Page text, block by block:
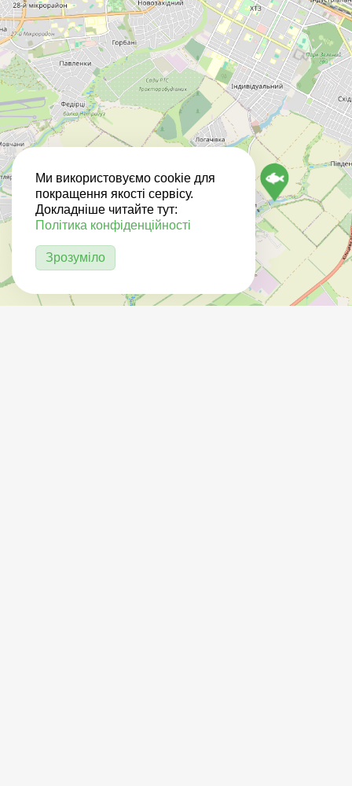
Ми використовуємо cookie для
покращення якості сервісу.
Докладніше читайте тут:
Політика конфіденційності
Зрозуміло